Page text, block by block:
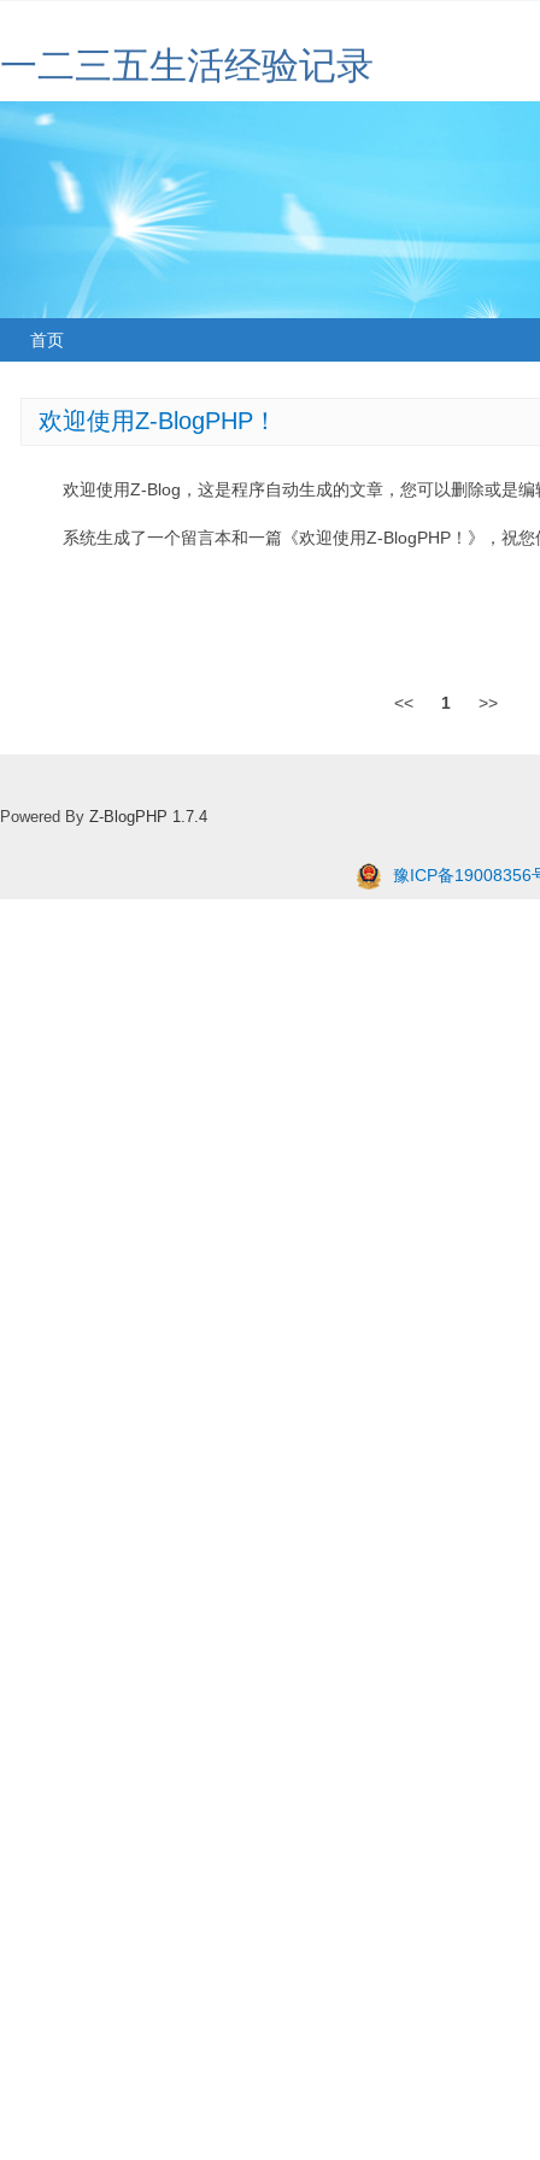
一二三五生活经验记录
首页
欢迎使用Z-BlogPHP！
欢迎使用Z-Blog，这是程序自动生成的文章，您可以删除或是编
系统生成了一个留言本和一篇《欢迎使用Z-BlogPHP！》，祝
<< 1 >>
Powered By Z-BlogPHP 1.7.4
豫ICP备19008356